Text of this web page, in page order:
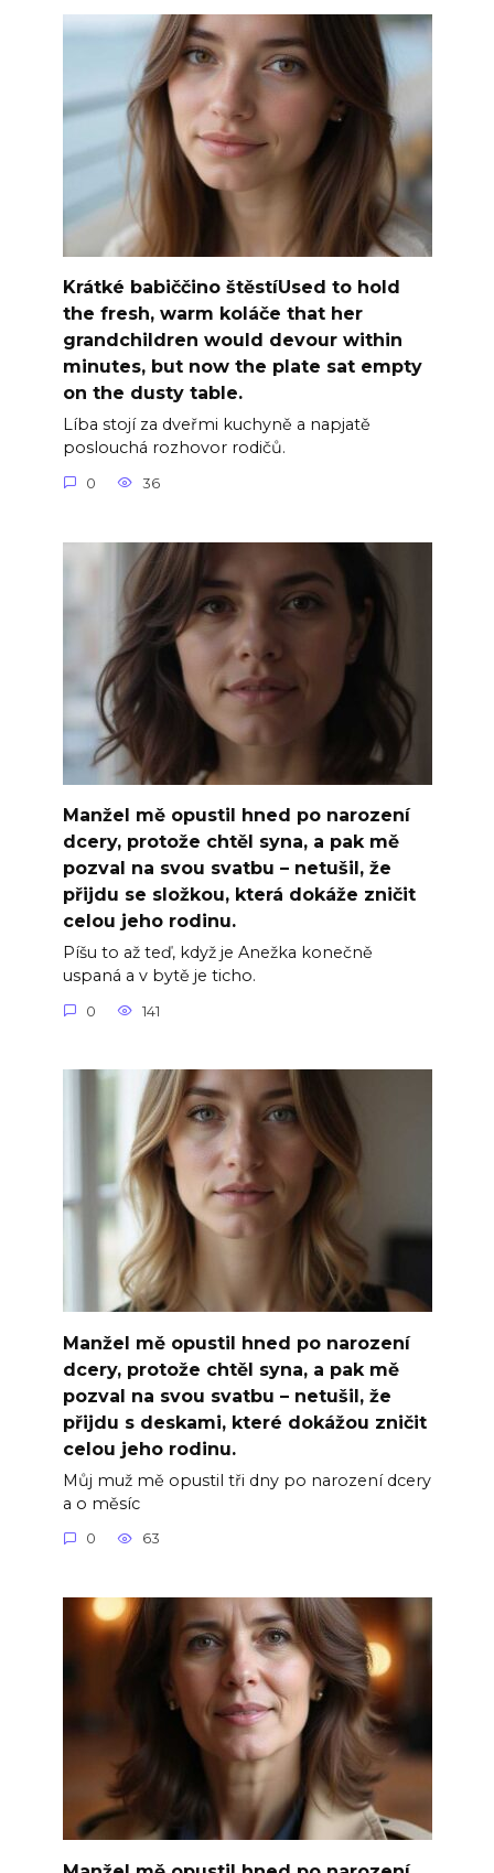
Krátké babiččino štěstíUsed to hold
the fresh, warm koláče that her
grandchildren would devour within
minutes, but now the plate sat empty
on the dusty table.
Líba stojí za dveřmi kuchyně a napjatě
poslouchá rozhovor rodičů.
0 36
Manžel mě opustil hned po narození
dcery, protože chtěl syna, a pak mě
pozval na svou svatbu – netušil, že
přijdu se složkou, která dokáže zničit
celou jeho rodinu.
Píšu to až teď, když je Anežka konečně
uspaná a v bytě je ticho.
0 141
Manžel mě opustil hned po narození
dcery, protože chtěl syna, a pak mě
pozval na svou svatbu – netušil, že
přijdu s deskami, které dokážou zničit
celou jeho rodinu.
Můj muž mě opustil tři dny po narození dcery
a o měsíc
0 63